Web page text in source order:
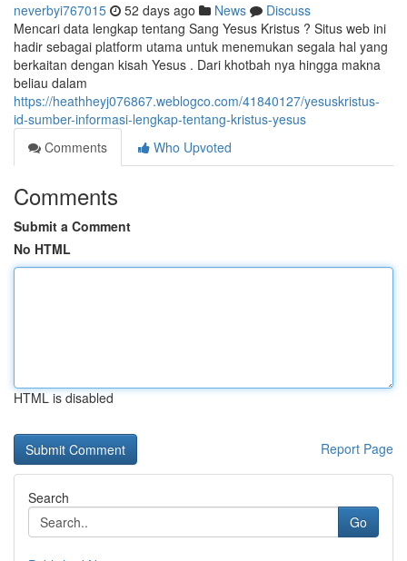
neverbyi767015 52 days ago News
Discuss
Mencari data lengkap tentang Sang Yesus Kristus ? Situs web ini
hadir sebagai platform utama untuk menemukan segala hal yang
berkaitan dengan kisah Yesus . Dari khotbah nya hingga makna
beliau dalam
https://heathheyj076867.weblogco.com/41840127/yesuskristus-
id-sumber-informasi-lengkap-tentang-kristus-yesus
Comments
Who Upvoted
Comments
Submit a Comment
No HTML
HTML is disabled
Report Page
Search
Go